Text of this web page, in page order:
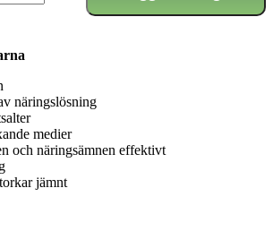
näringslösning
medier
och näringsämnen effektivt
jämnt